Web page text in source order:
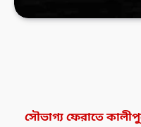
সৌভাগ্য ফেরাতে